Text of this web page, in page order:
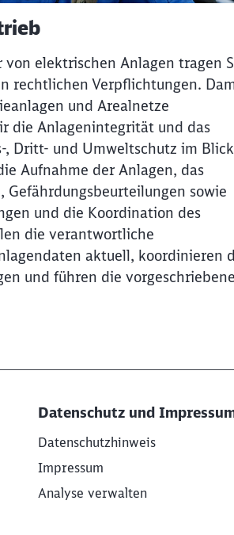
elektrischen Anlagen tragen
rechtlichen Verpflichtungen.
und Arealnetze
die Anlagenintegrität und das
, Dritt- und Umweltschutz im
Aufnahme der Anlagen, das
Gefährdungsbeurteilungen sowie
und die Koordination des
die verantwortliche
aktuell, koordinieren
und führen die
Datenschutz und
Datenschutzhinweis
Impressum
Analyse verwalten